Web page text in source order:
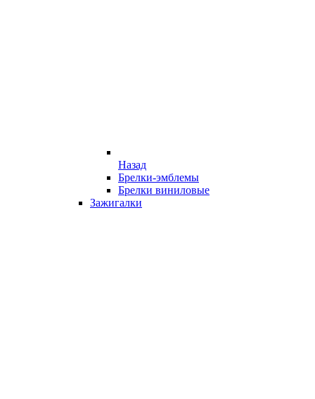
Назад
Брелки-эмблемы
Брелки виниловые
Зажигалки